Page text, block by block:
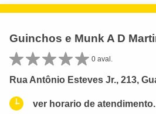
Guinchos e Munk A D
0 aval.
Rua Antônio Esteves Jr., 213,
ver horario de atendimento.